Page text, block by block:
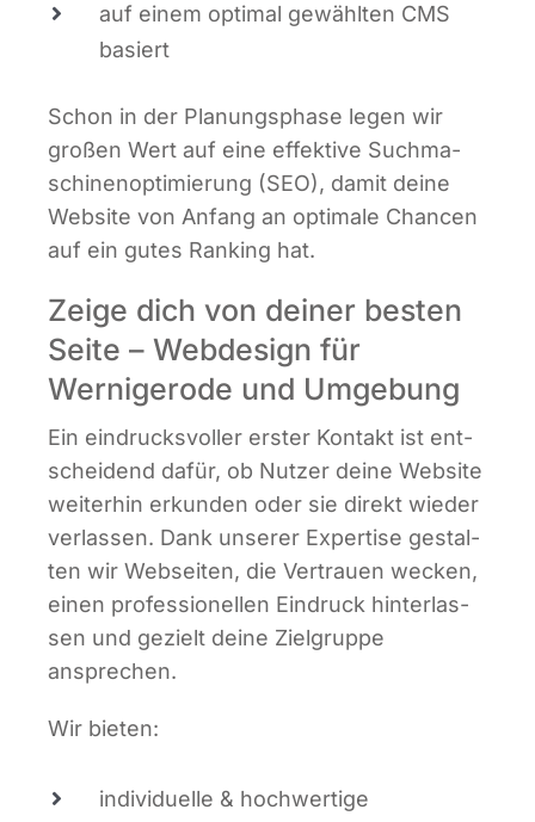
auf einem opti­mal gewähl­ten CMS
basiert
Schon in der Pla­nungs­pha­se legen wir
gro­ßen Wert auf eine effek­ti­ve Such­ma­
schi­nen­op­ti­mie­rung (SEO), damit dei­ne
Web­site von Anfang an opti­ma­le Chan­cen
auf ein gutes Ran­king hat.
Zeige dich von deiner besten
Seite – Webdesign für
Wernigerode und Umgebung
Ein ein­drucks­vol­ler ers­ter Kon­takt ist ent­
schei­dend dafür, ob Nut­zer dei­ne Web­site
wei­ter­hin erkun­den oder sie direkt wie­der
ver­las­sen. Dank unse­rer Exper­ti­se gestal­
ten wir Web­sei­ten, die Ver­trau­en wecken,
einen pro­fes­sio­nel­len Ein­druck hin­ter­las­
sen und gezielt dei­ne Ziel­grup­pe
ansprechen.
Wir bie­ten:
indi­vi­du­el­le & hoch­wer­ti­ge